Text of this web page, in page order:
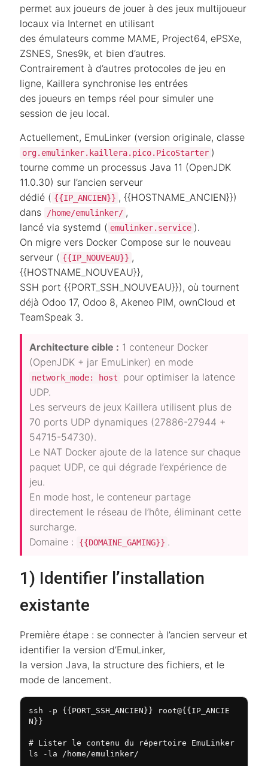
permet aux joueurs de jouer à des jeux multijoueur
locaux via Internet en utilisant
des émulateurs comme MAME, Project64, ePSXe,
ZSNES, Snes9k, et bien d’autres.
Contrairement à d’autres protocoles de jeu en
ligne, Kaillera synchronise les entrées
des joueurs en temps réel pour simuler une
session de jeu local.
Actuellement, EmuLinker (version originale, classe
org.emulinker.kaillera.pico.PicoStarter )
tourne comme un processus Java 11 (OpenJDK
11.0.30) sur l’ancien serveur
dédié ( {{IP_ANCIEN}} , {{HOSTNAME_ANCIEN}})
dans
/home/emulinker/ ,
lancé via systemd ( emulinker.service ).
On migre vers Docker Compose sur le nouveau
serveur ( {{IP_NOUVEAU}} ,
{{HOSTNAME_NOUVEAU}},
SSH port {{PORT_SSH_NOUVEAU}}), où tournent
déjà Odoo 17, Odoo 8, Akeneo PIM, ownCloud et
TeamSpeak 3.
Architecture cible : 1 conteneur Docker
(OpenJDK + jar EmuLinker) en mode
network_mode: host
pour optimiser la latence
UDP.
Les serveurs de jeux Kaillera utilisent plus de
70 ports UDP dynamiques (27886-27944 +
54715-54730).
Le NAT Docker ajoute de la latence sur chaque
paquet UDP, ce qui dégrade l’expérience de
jeu.
En mode host, le conteneur partage
directement le réseau de l’hôte, éliminant cette
surcharge.
Domaine :
{{DOMAINE_GAMING}} .
1) Identifier l’installation
existante
Première étape : se connecter à l’ancien serveur et
identifier la version d’EmuLinker,
la version Java, la structure des fichiers, et le
mode de lancement.
ssh -p {{PORT_SSH_ANCIEN}} root@{{IP_ANCIE
N}}
# Lister le contenu du répertoire EmuLinker
ls -la /home/emulinker/